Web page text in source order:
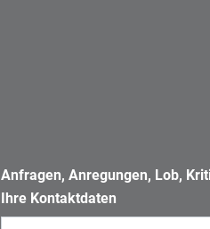
Anfragen, Anregungen, Lob,
Ihre Kontaktdaten